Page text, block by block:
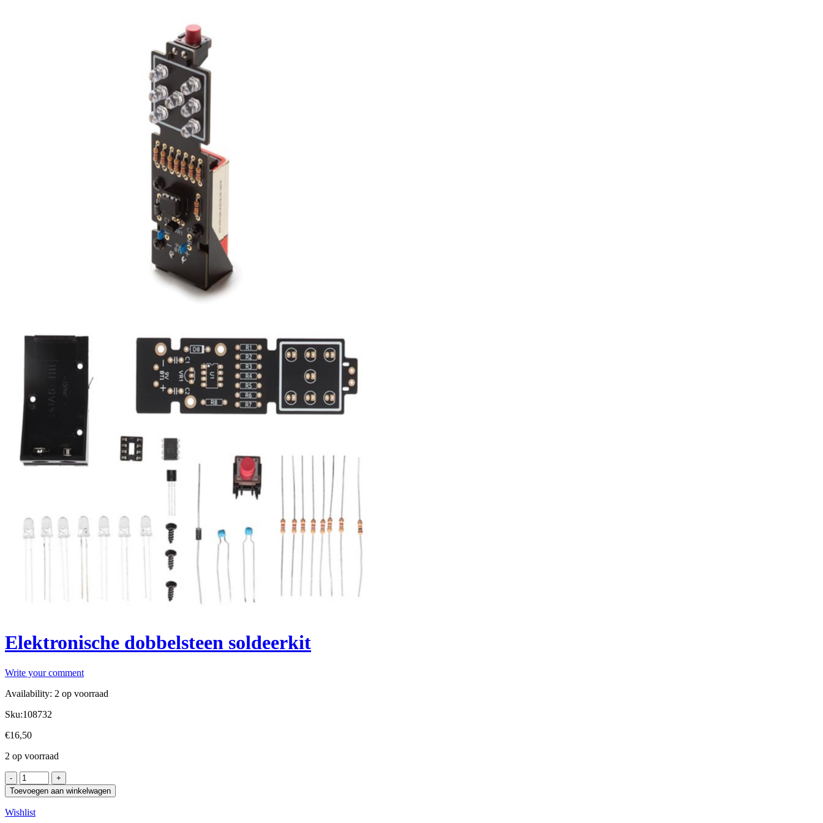
Elektronische dobbelsteen soldeerkit
Write your comment
Availability: 2 op voorraad
Sku:108732
€16,50
2 op voorraad
Toevoegen aan winkelwagen
Wishlist